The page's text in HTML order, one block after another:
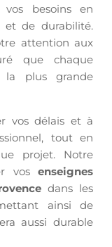
besoins en
et de durabilité.
attention aux
que chaque
la plus grande
vos délais et à
tout en
projet. Notre
vosenseignes
dans les
ainsi de
aussi durable